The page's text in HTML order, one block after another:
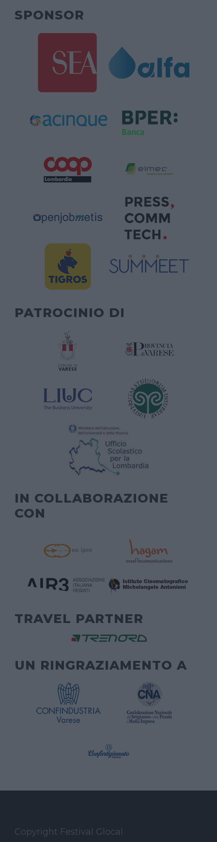
SPONSOR
PATROCINIO DI
IN COLLABORAZIONE
CON
TRAVEL PARTNER
UN RINGRAZIAMENTO A
Copyright Festival Glocal